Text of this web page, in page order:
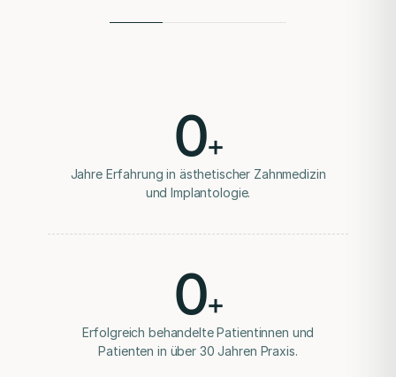
Erkrankungen des Zahnhalteapparats werden
diagnostiziert und behandelt.
Wurzelkanalbehandlungen werden nach Diagnose und
Mock-up
Eine vorläufige Ansicht kann Form und Proportionen
0+
Jahre Erfahrung in ästhetischer Zahnmedizin
und Implantologie.
0+
Erfolgreich behandelte Patientinnen und
Patienten in über 30 Jahren Praxis.